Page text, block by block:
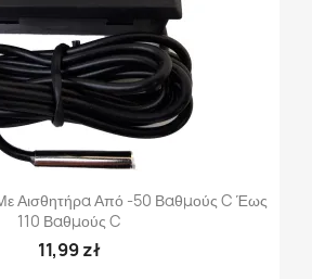
Αισθητήρα Από -50 Βαθμούς C Έως
110 Βαθμούς C
11,99 zł